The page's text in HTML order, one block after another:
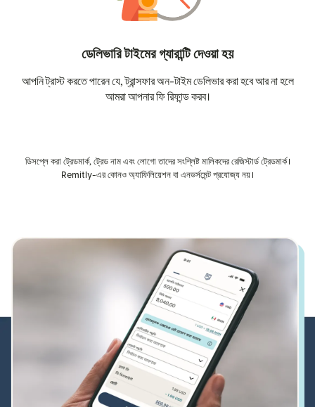
ডেলিভারি টাইমের গ্যারান্টি দেওয়া হয়
আপনি ট্রাস্ট করতে পারেন যে, ট্রান্সফার অন-টাইম ডেলিভার করা হবে আর না হলে
আমরা আপনার ফি রিফান্ড করব।
ডিসপ্লে করা ট্রেডমার্ক, ট্রেড নাম এবং লোগো তাদের সংশ্লিষ্ট মালিকদের রেজিস্টার্ড ট্রেডমার্ক।
Remitly-এর কোনও অ্যাফিলিয়েশন বা এনডর্সমেন্ট প্রযোজ্য নয়।